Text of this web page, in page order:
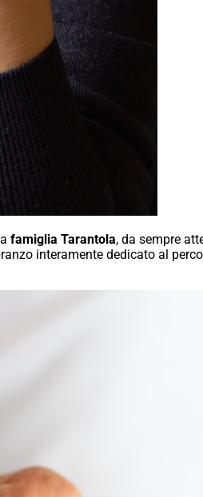
famiglia Tarantola, da sempre
interamente dedicato al